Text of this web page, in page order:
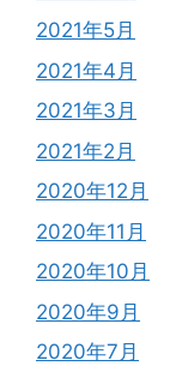
2021年5月
2021年4月
2021年3月
2021年2月
2020年12月
2020年11月
2020年10月
2020年9月
2020年7月